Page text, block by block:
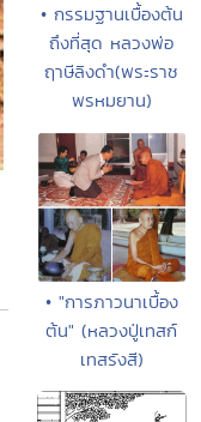
• กรรมฐานเบื้องต้น
ถึงที่สุด หลวงพ่อ
ฤาษีลิงดำ(พระราช
พรหมยาน)
• "การภาวนาเบื้อง
ต้น" (หลวงปู่เทสก์
เทสรังสี)